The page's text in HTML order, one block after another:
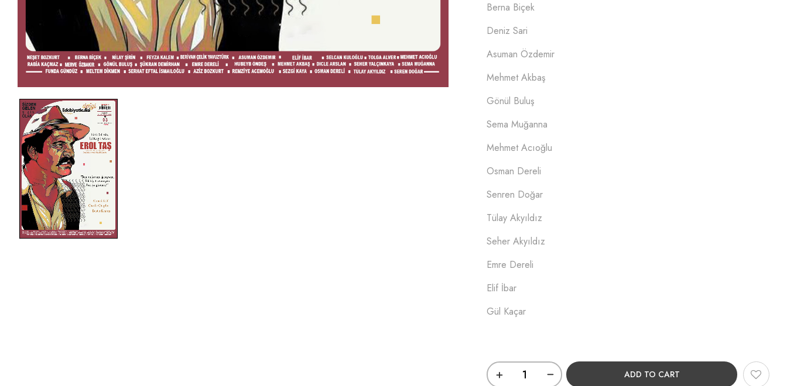
Berna Biçek
Deniz Sari
Asuman Özdemir
Mehmet Akbaş
Gönül Buluş
Sema Muğanna
Mehmet Acıoğlu
Osman Dereli
Senren Doğar
Tülay Akyıldız
Seher Akyıldız
Emre Dereli
Elif İbar
Gül Kaçar
ADD TO CART